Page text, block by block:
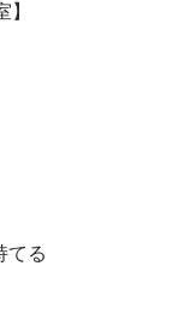
てる